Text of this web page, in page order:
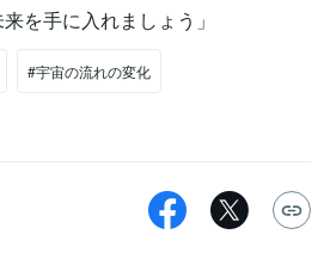
を手に入れましょう」
#宇宙の流れの変化